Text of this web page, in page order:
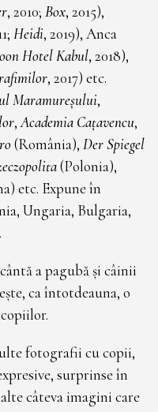
, 2010;Box, 2015),
Heidi, 2019), Anca
Hotel Kabul, 2018),
, 2017) etc.
Maramureșului,
,Academia Cațavencu,
(România),Der Spiegel
(Polonia),
etc. Expune în
Ungaria, Bulgaria,
a pagubă și câinii
ca întotdeauna, o
fotografii cu copii,
surprinse în
câteva imagini care